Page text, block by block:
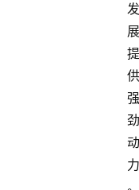
发
展
提
供
强
劲
动
力
。